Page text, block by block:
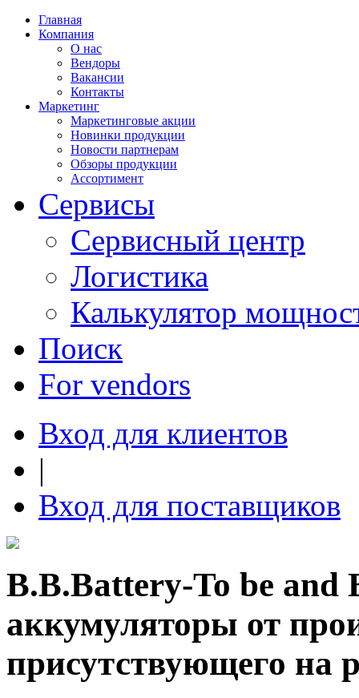
Главная
Компания
О нас
Вендоры
Вакансии
Контакты
Маркетинг
Маркетинговые акции
Новинки продукции
Новости партнерам
Обзоры продукции
Ассортимент
Сервисы
Сервисный центр
Логистика
Калькулятор
Поиск
For vendors
Вход для клиентов
|
Вход для поставщиков
B.B.Battery-To be and
аккумуляторы от
присутствующего на